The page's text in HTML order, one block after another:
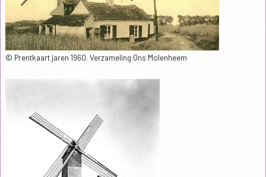
© Prentkaart jaren 1960. Verzameling Ons Molenheem